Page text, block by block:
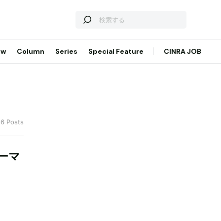
Column Series Special Feature CINRA JOB
Posts
マ